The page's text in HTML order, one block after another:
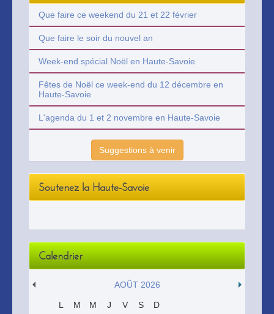
Que faire ce weekend du 21 et 22 février
Que faire le soir du nouvel an
Week-end spécial Noël en Haute-Savoie
Fêtes de Noël ce week-end du 12 décembre en
Haute-Savoie
L'agenda du 1 et 2 novembre en Haute-Savoie
Suggestions à venir
Soutenez la Haute-Savoie
Calendrier
AOÛT 2026
L M M J V S
D